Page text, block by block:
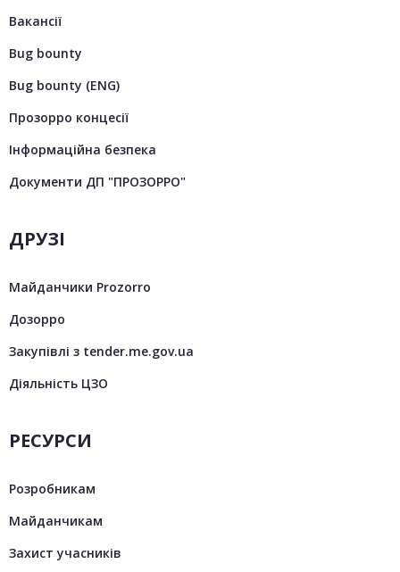
Вакансії
Bug bounty
Bug bounty (ENG)
Прозорро концесії
Інформаційна безпека
Документи ДП "ПРОЗОРРО"
ДРУЗІ
Майданчики Prozorro
Дозорро
Закупівлі з tender.me.gov.ua
Діяльність ЦЗО
РЕСУРСИ
Розробникам
Майданчикам
Захист учасників